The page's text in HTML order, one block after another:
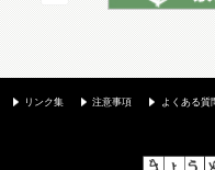
リンク集 注意事項 よくある質